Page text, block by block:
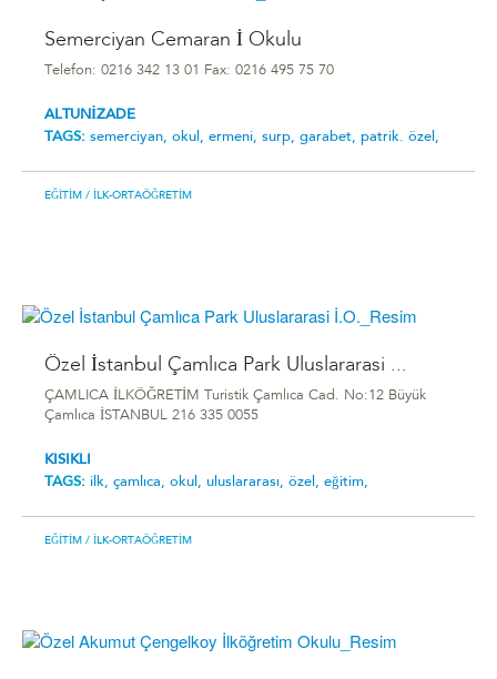
Semerciyan Cemaran İ Okulu
Telefon: 0216 342 13 01 Fax: 0216 495 75 70
ALTUNİZADE
TAGS: semerciyan, okul, ermeni, surp, garabet, patrik. özel,
EĞITIM / İLK-ORTAÖĞRETIM
Özel İstanbul Çamlıca Park Uluslararasi ...
ÇAMLICA İLKÖĞRETİM Turistik Çamlıca Cad. No:12 Büyük
Çamlıca İSTANBUL 216 335 0055
KISIKLI
TAGS: ilk, çamlıca, okul, uluslararası, özel, eğitim,
EĞITIM / İLK-ORTAÖĞRETIM